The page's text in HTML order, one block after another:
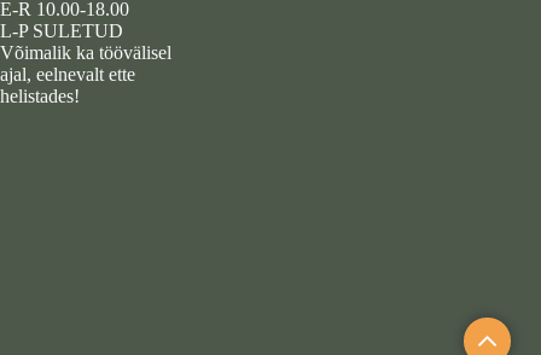
E-R 10.00-18.00
L-P SULETUD
Võimalik ka töövälisel
ajal, eelnevalt ette
helistades!